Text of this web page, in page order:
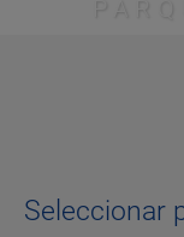
Seleccionar